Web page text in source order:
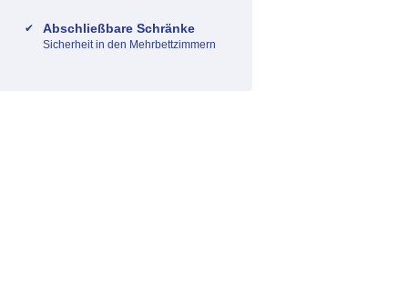
Abschließbare Schränke
Sicherheit in den Mehrbettzimmern